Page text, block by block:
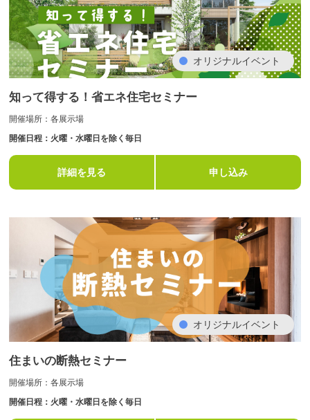
オリジナルイベント
知って得する！省エネ住宅セミナー
開催場所：各展示場
開催日程：火曜・水曜日を除く毎日
詳細を見る 申し込み
オリジナルイベント
住まいの断熱セミナー
開催場所：各展示場
開催日程：火曜・水曜日を除く毎日